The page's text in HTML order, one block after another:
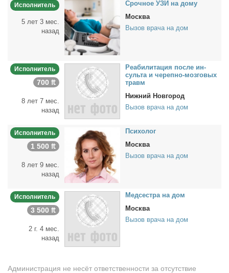
Исполнитель
5 лет 3 мес.
назад
Сроч­ное УЗИ на до­му
Москва
Вызов врача на дом
Исполнитель
700 ₶
8 лет 7 мес.
назад
Ре­а­би­ли­та­ция по­сле ин­
суль­та и че­реп­но-моз­го­вых
травм
Нижний Новгород
Вызов врача на дом
Исполнитель
1 500 ₶
8 лет 9 мес.
назад
Пси­хо­лог
Москва
Вызов врача на дом
Исполнитель
3 500 ₶
2 г. 4 мес.
назад
Мед­сест­ра на дом
Москва
Вызов врача на дом
Администрация не несёт ответственности за отсутствие